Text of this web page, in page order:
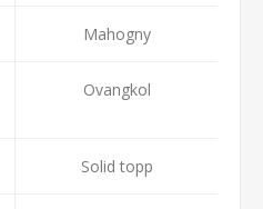
Mahogny
Ovangkol
Solid topp